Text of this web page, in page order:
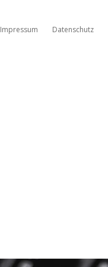
Impressum Datenschutz